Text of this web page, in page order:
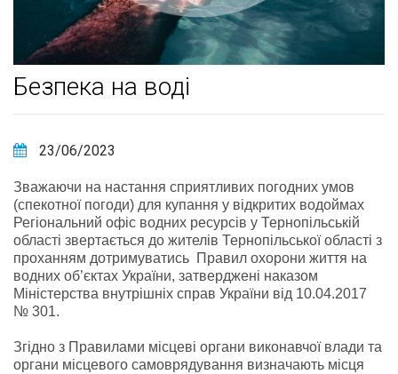
Безпека на воді
23/06/2023
Зважаючи на настання сприятливих погодних умов
(спекотної погоди) для купання у відкритих водоймах
Регіональний офіс водних ресурсів у Тернопільській
області звертається до жителів Тернопільської області з
проханням дотримуватись Правил охорони життя на
водних об’єктах України, затверджені наказом
Міністерства внутрішніх справ України від 10.04.2017
№ 301.
Згідно з Правилами місцеві органи виконавчої влади та
органи місцевого самоврядування визначають місця